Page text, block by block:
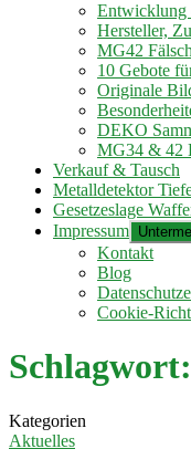
Entwicklung
Hersteller,
MG42
10 Gebote
Originale
DEKO
MG34 & 42
Verkauf & Tausch
Metalldetektor
Gesetzeslage
Impressum
Kontakt
Blog
Cookie-
Schlagwort:
Kategorien
Aktuelles